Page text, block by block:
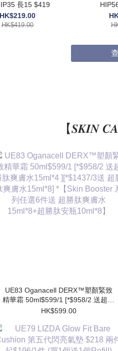
長15 $419
HK$219.00
HK$419.00
【𝑺𝑲𝑰𝑵
UE83 Oganacell DERX™塑顏緊致
精華霜 50ml$599/1 [*$958/2 送超勝
肽爽膚水15ml*4 ][*$1437/3送 超勝
列任選6件送 超勝肽爽膚水
15ml*8+超勝肽安瓶10ml*8】
HK$599.00